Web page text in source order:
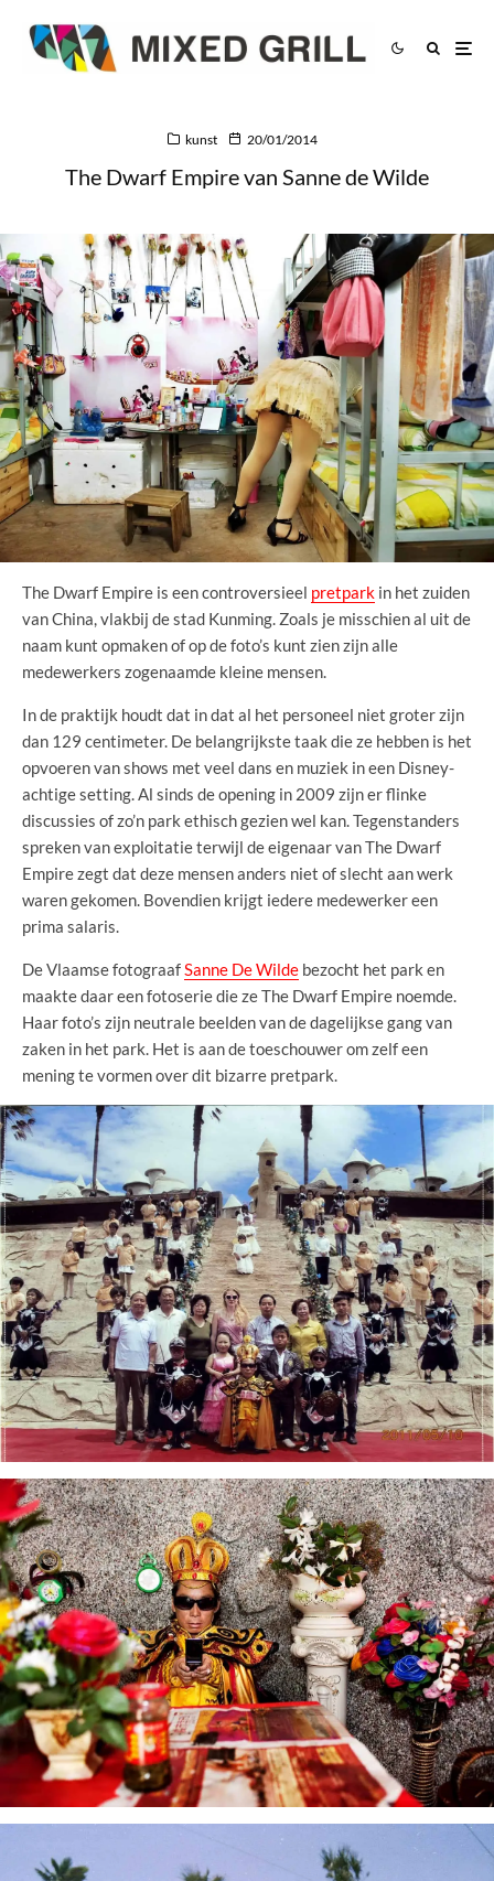
kunst 20/01/2014
The Dwarf Empire van Sanne de Wilde
The Dwarf Empire is een controversieel pretpark in het zuiden
van China, vlakbij de stad Kunming. Zoals je misschien al uit de
naam kunt opmaken of op de foto’s kunt zien zijn alle
medewerkers zogenaamde kleine mensen.
In de praktijk houdt dat in dat al het personeel niet groter zijn
dan 129 centimeter. De belangrijkste taak die ze hebben is het
opvoeren van shows met veel dans en muziek in een Disney-
achtige setting. Al sinds de opening in 2009 zijn er flinke
discussies of zo’n park ethisch gezien wel kan. Tegenstanders
spreken van exploitatie terwijl de eigenaar van The Dwarf
Empire zegt dat deze mensen anders niet of slecht aan werk
waren gekomen. Bovendien krijgt iedere medewerker een
prima salaris.
De Vlaamse fotograafSanne De Wilde bezocht het park en
maakte daar een fotoserie die ze The Dwarf Empire noemde.
Haar foto’s zijn neutrale beelden van de dagelijkse gang van
zaken in het park. Het is aan de toeschouwer om zelf een
mening te vormen over dit bizarre pretpark.